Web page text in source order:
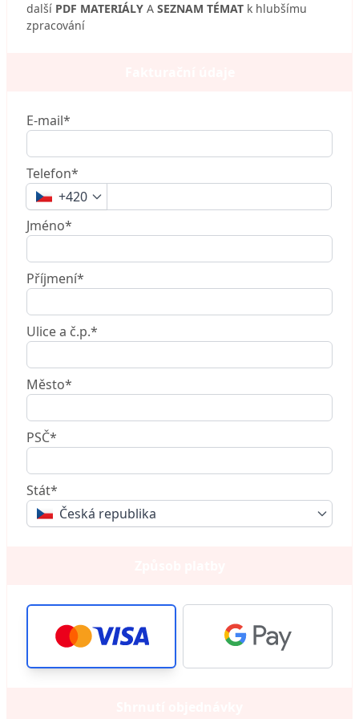
další PDF MATERIÁLY A SEZNAM TÉMAT k hlubšímu
zpracování
E-mail*
Telefon*
+420
Jméno*
Příjmení*
Ulice a č.p.*
Město*
PSČ*
Stát*
Česká republika